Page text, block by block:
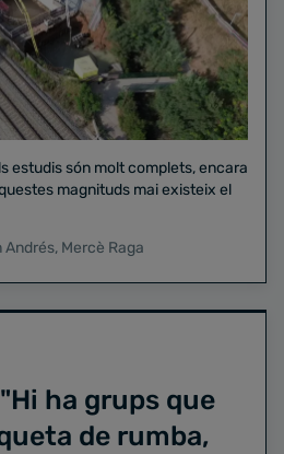
estudis són molt complets, encara
magnituds mai existeix el
Andrés, Mercè Raga
ha grups que
de rumba,